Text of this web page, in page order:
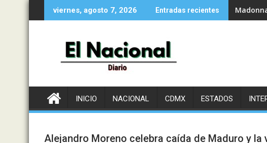
al
viernes, agosto 7, 2026 Entradas recientes Karol G
INICIO NACIONAL CDMX ESTADOS
Alejandro Moreno celebra caída de Maduro y